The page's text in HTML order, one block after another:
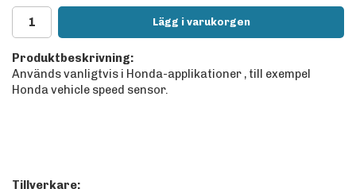
Lägg i varukorgen
Produktbeskrivning:
Används vanligtvis i Honda-applikationer , till exempel
Honda vehicle speed sensor.
Tillverkare: